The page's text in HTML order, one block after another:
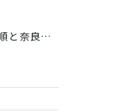
遺品整理の手順と奈良県橿原市で無駄なく片付ける方法とごみ処分ポイント